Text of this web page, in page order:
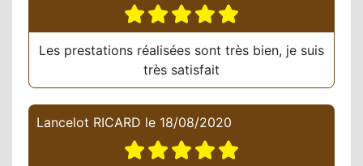
Les prestations réalisées sont très bien, je suis
très satisfait
Lancelot RICARD le 18/08/2020